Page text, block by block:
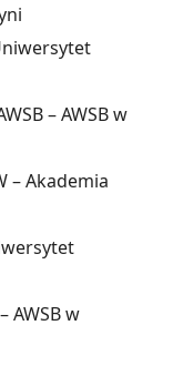
– AWSB w
– Akademia
AWSB w